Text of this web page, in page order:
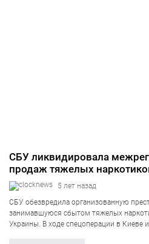
СБУ ликвидировала
продаж тяжелых
5 лет назад
СБУ обезвредила организованную
занимавшуюся сбытом тяжелых
Украины. В ходе спецоперации в Киеве